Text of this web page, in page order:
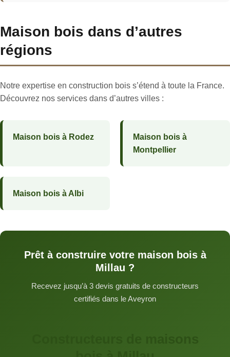
Maison bois dans d’autres
régions
Notre expertise en construction bois s’étend à toute la France.
Découvrez nos services dans d’autres villes :
Maison bois à Rodez
Maison bois à
Montpellier
Maison bois à Albi
Prêt à construire votre maison bois à
Millau ?
Recevez jusqu’à 3 devis gratuits de constructeurs
certifiés dans le Aveyron